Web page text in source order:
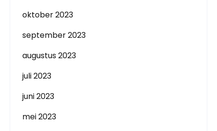
oktober 2023
september 2023
augustus 2023
juli 2023
juni 2023
mei 2023